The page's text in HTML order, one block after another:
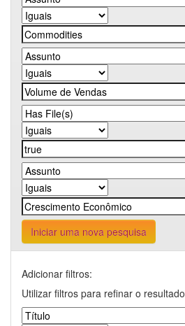
Iniciar uma nova pesquisa
Adicionar filtros:
Utilizar filtros para refinar o